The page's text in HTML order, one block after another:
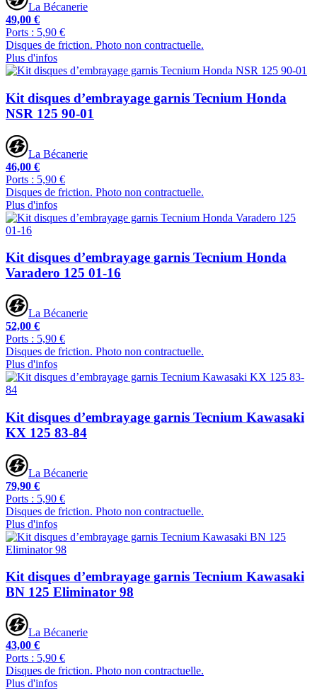
La Bécanerie
49,00 €
Ports : 5,90 €
Disques de friction. Photo non contractuelle.
Plus d'infos
Kit disques d’embrayage garnis Tecnium Honda
NSR 125 90-01
La Bécanerie
46,00 €
Ports : 5,90 €
Disques de friction. Photo non contractuelle.
Plus d'infos
Kit disques d’embrayage garnis Tecnium Honda
Varadero 125 01-16
La Bécanerie
52,00 €
Ports : 5,90 €
Disques de friction. Photo non contractuelle.
Plus d'infos
Kit disques d’embrayage garnis Tecnium Kawasaki
KX 125 83-84
La Bécanerie
79,90 €
Ports : 5,90 €
Disques de friction. Photo non contractuelle.
Plus d'infos
Kit disques d’embrayage garnis Tecnium Kawasaki
BN 125 Eliminator 98
La Bécanerie
43,00 €
Ports : 5,90 €
Disques de friction. Photo non contractuelle.
Plus d'infos